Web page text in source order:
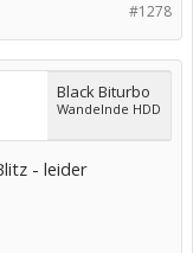
#1278
Black Biturbo
Wandelnde HDD
- leider